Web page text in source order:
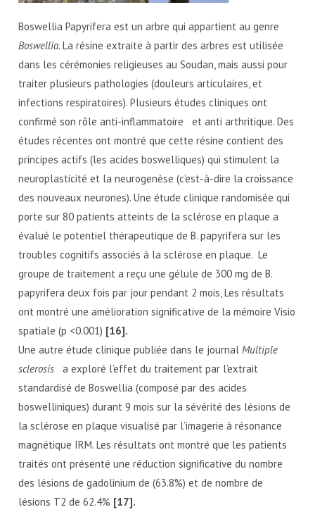
Boswellia Papyrifera est un arbre qui appartient au genre
Boswellia. La résine extraite à partir des arbres est utilisée
dans les cérémonies religieuses au Soudan, mais aussi pour
traiter plusieurs pathologies (douleurs articulaires, et
infections respiratoires). Plusieurs études cliniques ont
confirmé son rôle anti-inflammatoire et anti arthritique. Des
études récentes ont montré que cette résine contient des
principes actifs (les acides boswelliques) qui stimulent la
neuroplasticité et la neurogenèse (c’est-à-dire la croissance
des nouveaux neurones). Une étude clinique randomisée qui
porte sur 80 patients atteints de la sclérose en plaque a
évalué le potentiel thérapeutique de B. papyrifera sur les
troubles cognitifs associés à la sclérose en plaque. Le
groupe de traitement a reçu une gélule de 300 mg de B.
papyrifera deux fois par jour pendant 2 mois, Les résultats
ont montré une amélioration significative de la mémoire Visio
spatiale (p <0.001) [16].
Une autre étude clinique publiée dans le journal Multiple
sclerosis a exploré l’effet du traitement par l’extrait
standardisé de Boswellia (composé par des acides
boswelliniques) durant 9 mois sur la sévérité des lésions de
la sclérose en plaque visualisé par l’imagerie à résonance
magnétique IRM. Les résultats ont montré que les patients
traités ont présenté une réduction significative du nombre
des lésions de gadolinium de (63.8%) et de nombre de
lésions T2 de 62.4% [17].